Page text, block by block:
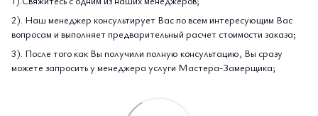
2). Наш менеджер консультирует Вас по всем интересующим Вас
вопросам и выполняет предварительный расчет стоимости заказа;
3). После того как Вы получили полную консультацию, Вы сразу
можете запросить у менеджера услуги Мастера-Замерщика;